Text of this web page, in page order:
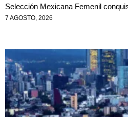
Selección Mexicana Femenil
7 AGOSTO, 2026